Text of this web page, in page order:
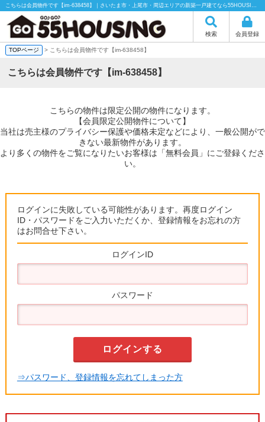
こちらは会員物件です【im-638458】｜さいたま市・上尾市・周辺エリアの新築一戸建てなら55HOUSING（55ハウジング）にお任せください！
検索 会員登録
TOPページ > こちらは会員物件です【im-638458】
こちらは会員物件です【im-638458】
こちらの物件は限定公開の物件になります。
【会員限定公開物件について】
当社は売主様のプライバシー保護や価格未定などにより、一般公開がで
きない最新物件があります。
より多くの物件をご覧になりたいお客様は「無料会員」にご登録くださ
い。
ログインに失敗している可能性があります。再度ログイン
ID・パスワードをご入力いただくか、登録情報をお忘れの方
はお問合せ下さい。
ログインID
パスワード
⇒パスワード、登録情報を忘れてしまった方